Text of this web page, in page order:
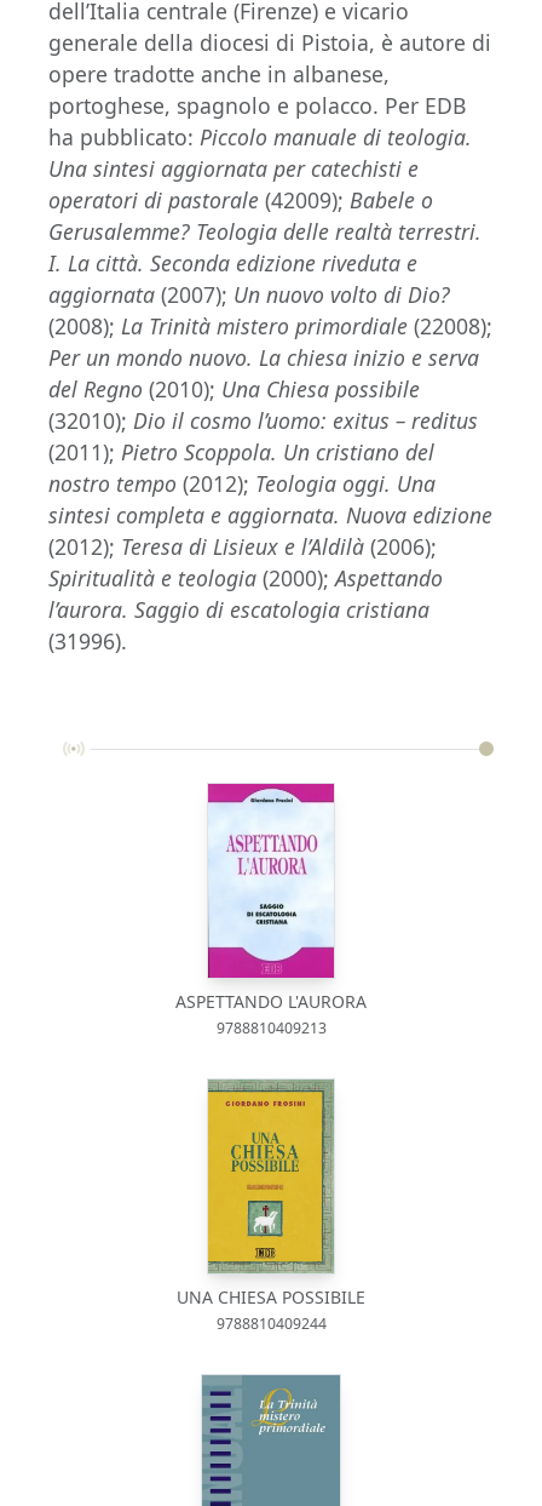
dell’Italia centrale (Firenze) e vicario
generale della diocesi di Pistoia, è autore di
opere tradotte anche in albanese,
portoghese, spagnolo e polacco. Per EDB
ha pubblicato: Piccolo manuale di teologia.
Una sintesi aggiornata per catechisti e
operatori di pastorale (42009); Babele o
Gerusalemme? Teologia delle realtà terrestri.
I. La città. Seconda edizione riveduta e
aggiornata (2007); Un nuovo volto di Dio?
(2008); La Trinità mistero primordiale (22008);
Per un mondo nuovo. La chiesa inizio e serva
del Regno (2010); Una Chiesa possibile
(32010); Dio il cosmo l’uomo: exitus – reditus
(2011); Pietro Scoppola. Un cristiano del
nostro tempo (2012); Teologia oggi. Una
sintesi completa e aggiornata. Nuova edizione
(2012); Teresa di Lisieux e l’Aldilà (2006);
Spiritualità e teologia (2000); Aspettando
l’aurora. Saggio di escatologia cristiana
(31996).
ASPETTANDO L'AURORA
9788810409213
UNA CHIESA POSSIBILE
9788810409244